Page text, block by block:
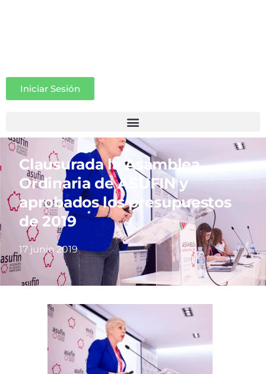
Iniciar Sesión
Clausurada la Asamblea
Ordinaria de ASUFIN y
aprobados los presupuestos
de 2019
17 junio 2019